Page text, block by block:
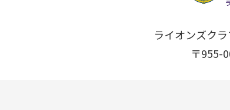
ライオンズク
〒955-